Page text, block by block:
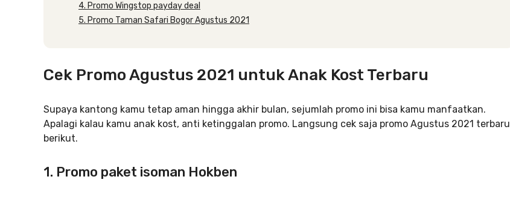
4. Promo Wingstop payday deal
5. Promo Taman Safari Bogor Agustus 2021
Cek Promo Agustus 2021 untuk Anak Kost Terbaru
Supaya kantong kamu tetap aman hingga akhir bulan, sejumlah promo ini bisa kamu manfaatkan.
Apalagi kalau kamu anak kost, anti ketinggalan promo. Langsung cek saja promo Agustus 2021 terbaru
berikut.
1. Promo paket isoman Hokben